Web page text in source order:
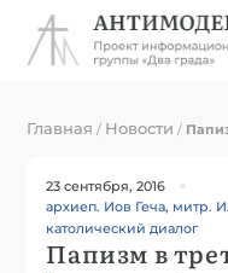
Главная / Новости /
23 сентября, 2016
архиеп. Иов Геча, митр.
католический диалог
Папизм в